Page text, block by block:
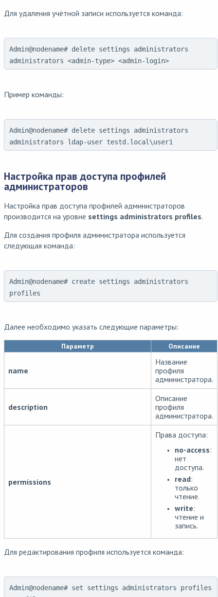
Для удаления учётной записи используется команда:
Admin@nodename# delete settings administrators
administrators <admin-type> <admin-login>
Пример команды:
Admin@nodename# delete settings administrators
administrators ldap-user testd.local\user1
Настройка прав доступа профилей
администраторов
Настройка прав доступа профилей администраторов
производится на уровне settings administrators profiles.
Для создания профиля администратора используется
следующая команда:
Admin@nodename# create settings administrators
profiles
Далее необходимо указать следующие параметры:
Параметр Описание
name
Название
профиля
администратора.
description
Описание
профиля
администратора.
permissions
Права доступа:
no-access:
нет
доступа.
read:
только
чтение.
write:
чтение и
запись.
Для редактирования профиля используется команда:
Admin@nodename# set settings administrators profiles